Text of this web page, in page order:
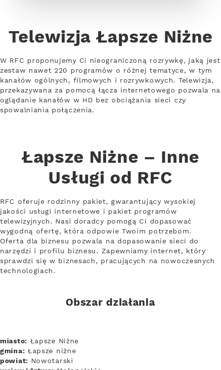
Telewizja Łapsze Niżne
W RFC proponujemy Ci nieograniczoną rozrywkę, jaką jest
zestaw nawet 220 programów o różnej tematyce, w tym
kanałów ogólnych, filmowych i rozrywkowych. Telewizja,
przekazywana za pomocą łącza internetowego pozwala na
oglądanie kanałów w HD bez obciążania sieci czy
spowalniania połączenia.
Łapsze Niżne – Inne
Usługi od RFC
RFC oferuje rodzinny pakiet, gwarantujący wysokiej
jakości usługi internetowe i pakiet programów
telewizyjnych. Nasi doradcy pomogą Ci dopasować
wygodną ofertę, która odpowie Twoim potrzebom.
Oferta dla biznesu pozwala na dopasowanie sieci do
narzędzi i profilu biznesu. Zapewniamy internet, który
sprawdzi się w biznesach, pracujących na nowoczesnych
technologiach.
Obszar działania
miasto: Łapsze Niżne
gmina: Łapsze niżne
powiat: Nowotarski